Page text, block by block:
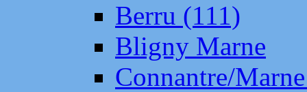
Berru (111)
Bligny Marne
Connantre/